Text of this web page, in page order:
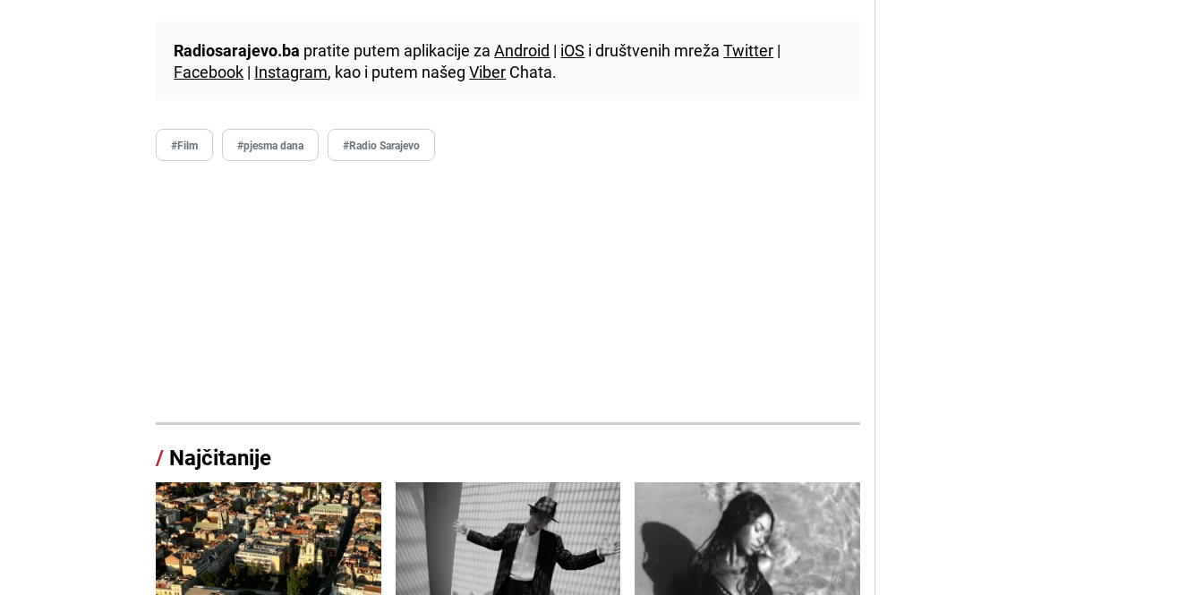
Radiosarajevo.ba pratite putem aplikacije zaAndroid | iOS i društvenih mrežaTwitter |
Facebook | Instagram, kao i putem našegViber Chata.
#Film #pjesma dana #Radio Sarajevo
/ Najčitanije